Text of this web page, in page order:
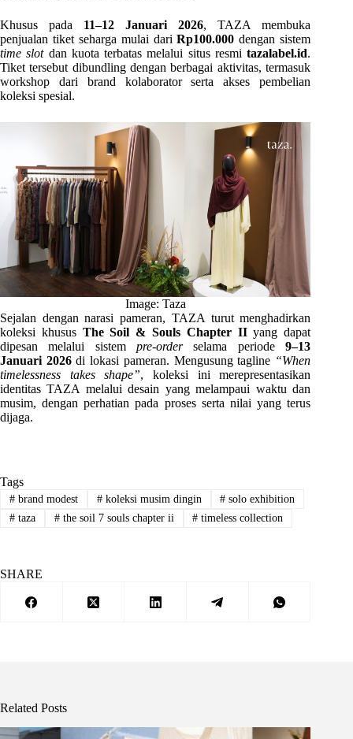
Khusus pada 11–12 Januari 2026, TAZA membuka
penjualan tiket seharga mulai dariRp100.000 dengan sistem
time slotdan kuota terbatas melalui situs resmitazalabel.id.
Tiket tersebut dibundling dengan berbagai aktivitas, termasuk
workshop dari brand kolaborator serta akses pembelian
koleksi spesial.
Image: Taza
Sejalan dengan narasi pameran, TAZA turut menghadirkan
koleksi khusus The Soil & Souls Chapter IIyang dapat
dipesan melalui sistempre-orderselama periode9–13
Januari 2026di lokasi pameran. Mengusung tagline “When
timelessness takes shape”, koleksi ini merepresentasikan
identitas TAZA melalui desain yang melampaui waktu dan
musim, dengan perhatian pada proses serta nilai yang terus
dijaga.
Tags
#brand modest #koleksi musim dingin # solo exhibition
#taza #the soil 7 souls chapter ii # timeless collection
SHARE
Related Posts